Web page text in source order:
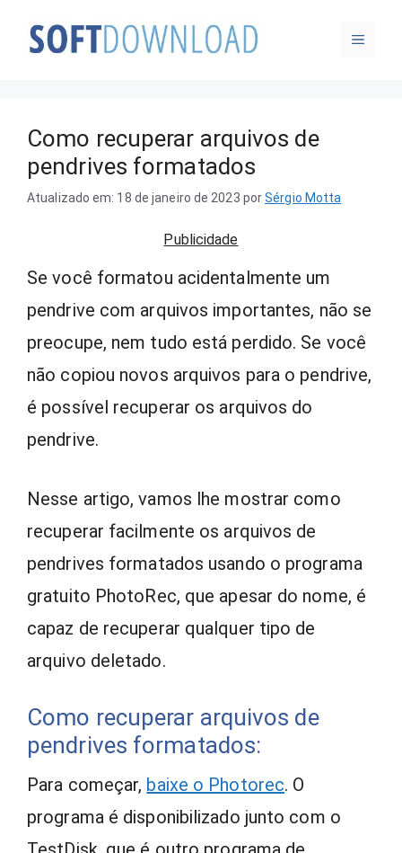
para
MENU
Como recuperar arquivos de
pendrives formatados
Atualizado em: 18 de janeiro de 2023 porSérgio Motta
Publicidade
Se você formatou acidentalmente um
pendrive com arquivos importantes, não se
preocupe, nem tudo está perdido. Se você
não copiou novos arquivos para o pendrive,
é possível recuperar os arquivos do
pendrive.
Nesse artigo, vamos lhe mostrar como
recuperar facilmente os arquivos de
pendrives formatados usando o programa
gratuito PhotoRec, que apesar do nome, é
capaz de recuperar qualquer tipo de
arquivo deletado.
Como recuperar arquivos de
pendrives formatados:
Para começar, baixe o Photorec. O
programa é disponibilizado junto com o